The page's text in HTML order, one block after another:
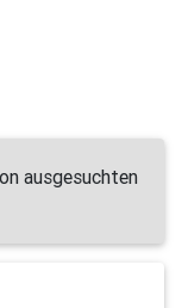
ausgesuchten